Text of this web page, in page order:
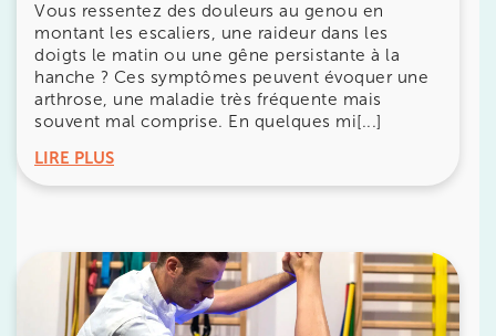
Vous ressentez des douleurs au genou en
montant les escaliers, une raideur dans les
doigts le matin ou une gêne persistante à la
hanche ? Ces symptômes peuvent évoquer une
arthrose, une maladie très fréquente mais
souvent mal comprise. En quelques mi[...]
LIRE PLUS
Bénéficiez de l’expertise de Jérôme Auger
prenant rendez-vous avecses équipesdans votre
cabinet IK – Institut Kinésithérapiele plus proche
de chez vous ou chezKOSS, votre allié sport du
quotidien.
8 Av. de Camoens 75116 Paris
8 Av. de Camoens 75116 Paris
01 42 15 22 46